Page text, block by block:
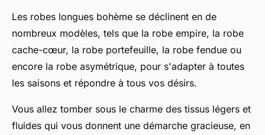
Les robes longues bohème se déclinent en de
nombreux modèles, tels que la robe empire, la robe
cache-cœur, la robe portefeuille, la robe fendue ou
encore la robe asymétrique, pour s'adapter à toutes
les saisons et répondre à tous vos désirs.
Vous allez tomber sous le charme des tissus légers et
fluides qui vous donnent une démarche gracieuse, en